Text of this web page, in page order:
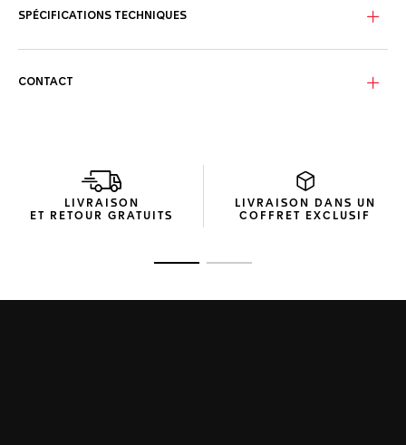
même dans les conditions les plus sombres.
les cavaliers signature de la Maison, réimaginés avec une
lors des déplacements.
SPÉCIFICATIONS TECHNIQUES
CONTACT
LIVRAISON
ET RETOUR GRATUITS
LIVRAISON DANS UN
COFFRET EXCLUSIF